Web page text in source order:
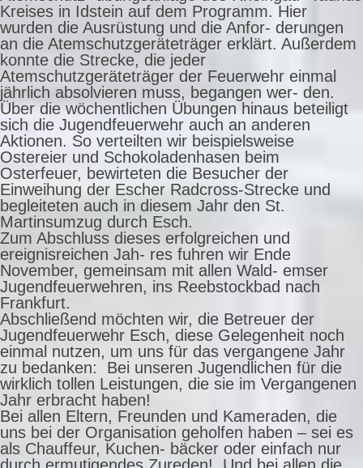
Kreises in Idstein auf dem Programm. Hier
wurden die Ausrüstung und die Anfor- derungen
an die Atemschutzgeräteträger erklärt. Außerdem
konnte die Strecke, die jeder
Atemschutzgeräteträger der Feuerwehr einmal
jährlich absolvieren muss, begangen wer- den.
Über die wöchentlichen Übungen hinaus beteiligt
sich die Jugendfeuerwehr auch an anderen
Aktionen. So verteilten wir beispielsweise
Ostereier und Schokoladenhasen beim
Osterfeuer, bewirteten die Besucher der
Einweihung der Escher Radcross-Strecke und
begleiteten auch in diesem Jahr den St.
Martinsumzug durch Esch.
Zum Abschluss dieses erfolgreichen und
ereignisreichen Jah- res fuhren wir Ende
November, gemeinsam mit allen Wald- emser
Jugendfeuerwehren, ins Reebstockbad nach
Frankfurt.
Abschließend möchten wir, die Betreuer der
Jugendfeuerwehr Esch, diese Gelegenheit noch
einmal nutzen, um uns für das vergangene Jahr
zu bedanken: Bei unseren Jugendlichen für die
wirklich tollen Leistungen, die sie im Vergangenen
Jahr erbracht haben!
Bei allen Eltern, Freunden und Kameraden, die
uns bei der Organisation geholfen haben – sei es
als Chauffeur, Kuchen- bäcker oder einfach nur